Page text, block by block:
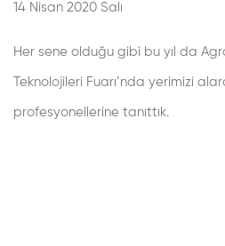
14 Nisan 2020 Salı
Her sene olduğu gibi bu yıl da
Teknolojileri Fuarı’nda yerimizi
profesyonellerine tanıttık.